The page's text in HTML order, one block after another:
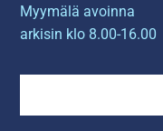
Myymälä avoinna
arkisin klo 8.00-16.00